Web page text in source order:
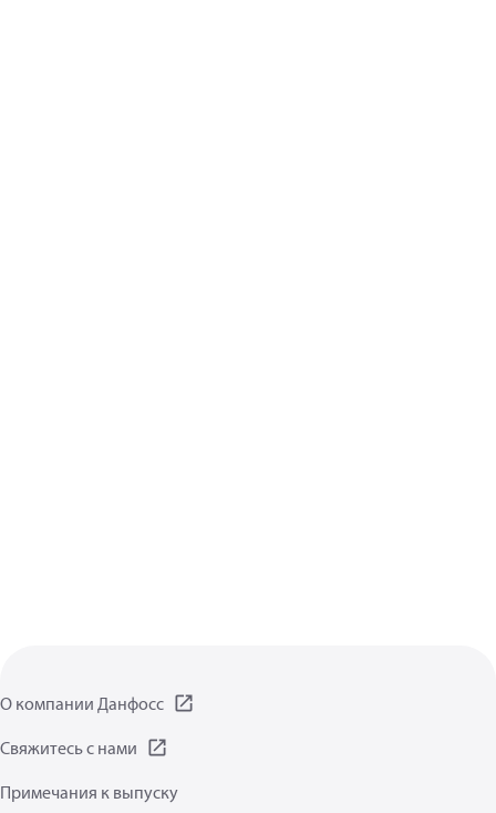
О компании Данфосс
Свяжитесь с нами
Примечания к выпуску